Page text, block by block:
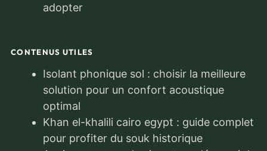
adopter
CONTENUS UTILES
Isolant phonique sol : choisir la meilleure
solution pour un confort acoustique
optimal
Khan el-khalili cairo egypt : guide complet
pour profiter du souk historique